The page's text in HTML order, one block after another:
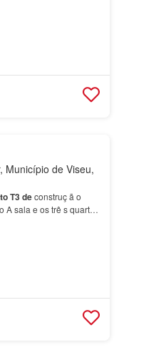
Município de Viseu,
T3deconstruç ã o
A sala e os trê s quartos